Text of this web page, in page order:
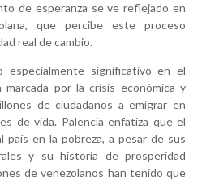
de esperanza se ve reflejado en
que percibe este proceso
real de cambio.
significativo en el
por la crisis económica y
de ciudadanos a emigrar en
de vida. Palencia enfatiza que el
país en la pobreza, a pesar de sus
y su historia de prosperidad
de venezolanos han tenido que